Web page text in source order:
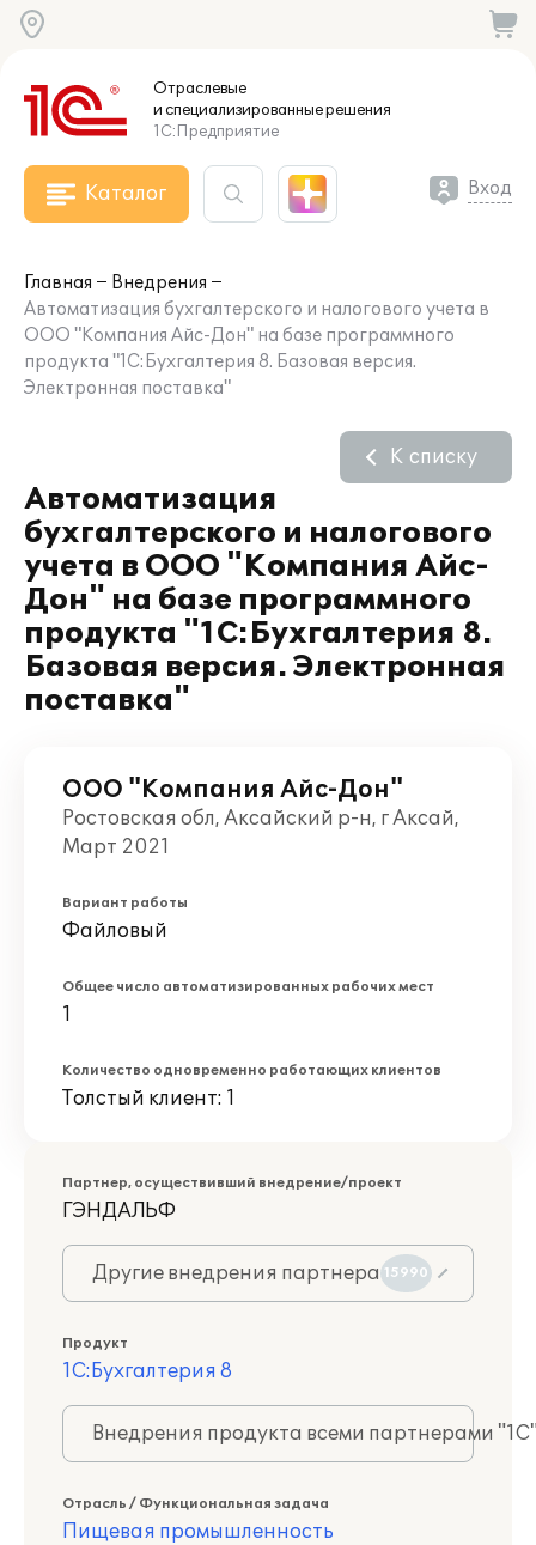
Отраслевые
и специализированныерешения
1С:Предприятие
Каталог Вход
Главная
Внедрения
Автоматизация бухгалтерского и налогового учета в
ООО "Компания Айс-Дон" на базе программного
продукта "1С:Бухгалтерия 8. Базовая версия.
Электронная поставка"
Автоматизация
бухгалтерского и налогового
учета в ООО "Компания Айс-
Дон" на базе программного
продукта "1С:Бухгалтерия 8.
Базовая версия. Электронная
поставка"
К списку
ООО "Компания Айс-Дон"
Ростовская обл, Аксайский р-н, г Аксай,
Март 2021
Вариант работы
Файловый
Общее число автоматизированных рабочих мест
1
Количество одновременно работающих клиентов
Толстый клиент: 1
Партнер, осуществивший внедрение/проект
ГЭНДАЛЬФ
Другие внедрения партнера 15990
Продукт
1С:Бухгалтерия 8
Внедрения продукта всеми партнерами
Отрасль / Функциональная задача
Пищевая промышленность